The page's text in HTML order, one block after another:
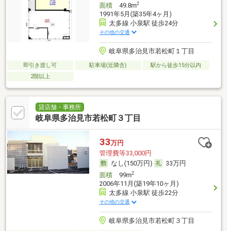
面積49.8m2
1991年5月(築35年4ヶ月)
太多線 小泉駅 徒歩24分
その他の交通
岐阜県多治見市若松町１丁目
即引き渡し可 駐車場(近隣含)
駅から徒歩15分以内
2階以上
貸店舗・事務所
岐阜県多治見市若松町３丁目
33万円
管理費等33,000円
なし(150万円)
33万円
面積99m2
2006年11月(築19年10ヶ月)
太多線 小泉駅 徒歩22分
その他の交通
岐阜県多治見市若松町３丁目